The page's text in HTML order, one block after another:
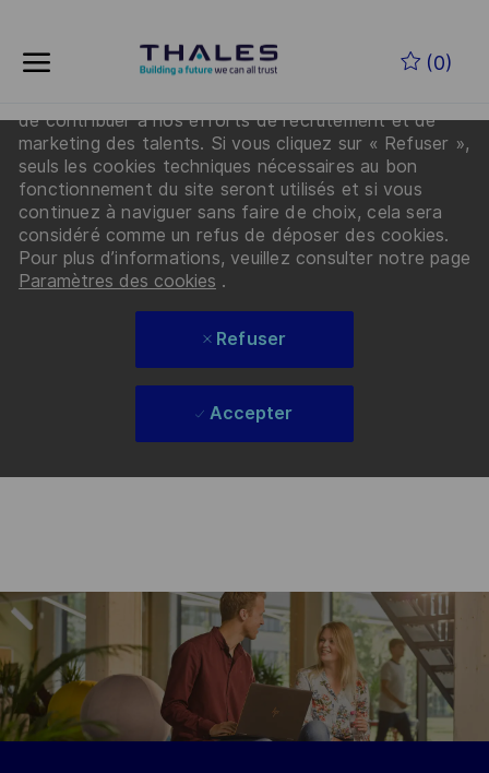
(0)
-
acceptez que Thales et ses partenaires déposent
des cookies sur votre appareil afin d’améliorer la
de contribuer à nos efforts de recrutement et de
marketing des talents. Si vous cliquez sur « Refuser »,
seuls les cookies techniques nécessaires au bon
fonctionnement du site seront utilisés et si vous
continuez à naviguer sans faire de choix, cela sera
considéré comme un refus de déposer des cookies.
Pour plus d’informations, veuillez consulter notre page
Paramètres des cookies .
Refuser
Accepter